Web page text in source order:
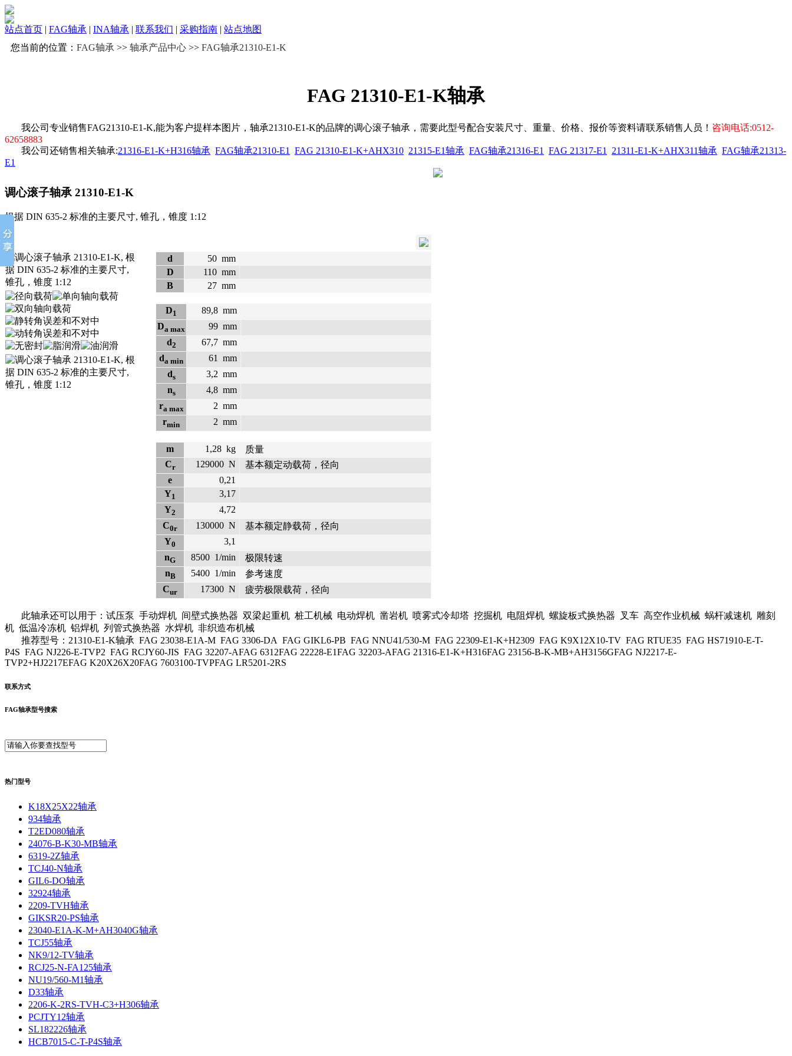
站点首页 | FAG轴承 | INA轴承 | 联系我们 | 采购指南 | 站点地图
您当前的位置： FAG轴承 >> 轴承产品中心 >> FAG轴承21310-E1-K
FAG 21310-E1-K轴承
我公司专业销售FAG21310-E1-K,能为客户提样本图片，轴承21310-E1-K的品牌的调心滚子轴承，需要此型号配合安装尺寸、重量、价格、报价等资料请联系销售人员！ 咨询电话:0512-
62658883
我公司还销售相关轴承:21316-E1-K+H316轴承 FAG轴承21310-E1 FAG 21310-E1-K+AHX310 21315-E1轴承 FAG轴承21316-E1 FAG 21317-E1 21311-E1-K+AHX311轴承 FAG轴承21313-
E1
调心滚子轴承 21310-E1-K
根据 DIN 635-2 标准的主要尺寸, 锥孔，锥度 1:12
d 50 mm
D
110 mm
B
27 mm
D1 89,8 mm
Da max 99 mm
d2 67,7 mm
da min 61
mm
ds 3,2 mm
ns 4,8 mm
ra max 2 mm
rmin 2 mm
m 1,28 kg
质量
Cr 129000 N
基本额定动载荷，径向
e
0,21
Y1
3,17
Y2
4,72
C0r 130000 N
基本额定静载荷，径向
Y0
3,1
nG 8500 1/min
极限转速
nB 5400 1/min
参考速度
Cur 17300 N 疲劳极限载荷，径向
此轴承还可以用于：试压泵 手动焊机 间壁式换热器 双梁起重机 桩工机械 电动焊机 凿岩机 喷雾式冷却塔 挖掘机 电阻焊机 螺旋板式换热器 叉车 高空作业机械 蜗杆减速机 雕刻
机 低温冷冻机 铝焊机 列管式换热器 水焊机 非织造布机械
推荐型号：21310-E1-K轴承 FAG 23038-E1A-M FAG 3306-DA FAG GIKL6-PB FAG NNU41/530-M FAG 22309-E1-K+H2309 FAG K9X12X10-TV FAG RTUE35 FAG HS71910-E-T-
P4S FAG NJ226-E-TVP2 FAG RCJY60-JIS FAG 32207-AFAG 6312FAG 22228-E1FAG 32203-AFAG 21316-E1-K+H316FAG 23156-B-K-MB+AH3156GFAG NJ2217-E-
TVP2+HJ2217EFAG K20X26X20FAG 7603100-TVPFAG LR5201-2RS
联系方式
FAG轴承型号搜索
热门型号
K18X25X22轴承
934轴承
T2ED080轴承
24076-B-K30-MB轴承
6319-2Z轴承
TCJ40-N轴承
GIL6-DO轴承
32924轴承
2209-TVH轴承
GIKSR20-PS轴承
23040-E1A-K-M+AH3040G轴承
TCJ55轴承
NK9/12-TV轴承
RCJ25-N-FA125轴承
NU19/560-M1轴承
D33轴承
2206-K-2RS-TVH-C3+H306轴承
PCJTY12轴承
SL182226轴承
HCB7015-C-T-P4S轴承